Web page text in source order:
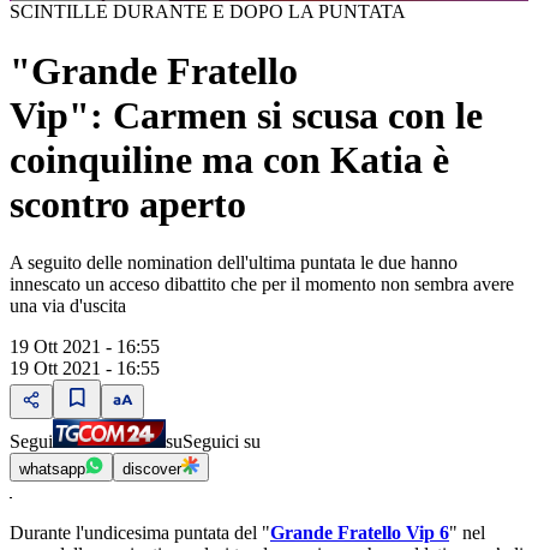
SCINTILLE DURANTE E DOPO LA PUNTATA
"Grande Fratello
Vip": Carmen si scusa con le
coinquiline ma con Katia è
scontro aperto
A seguito delle nomination dell'ultima puntata le due hanno
innescato un acceso dibattito che per il momento non sembra avere
una via d'uscita
19 Ott 2021 - 16:55
19 Ott 2021 - 16:55
Segui suSeguici su
whatsapp discover
Durante l'undicesima puntata del "Grande Fratello Vip 6" nel